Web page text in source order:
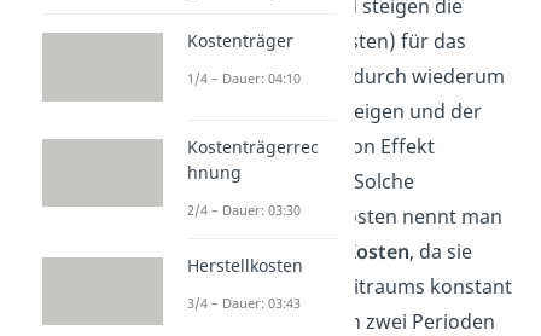
Dementsprechend steigen die
Mietkosten (Fixkosten) für das
Unternehmen, wodurch wiederum
die Stückkosten steigen und der
Fixkostendegression Effekt
aufgehoben wird. Solche
periodischen Fixkosten nennt man
sprungfixe Kosten, da sie
innerhalb eines Zeitraums konstant
sind aber zwischen zwei Perioden
Kostenträger
1/4 – Dauer: 04:10
Kostenträgerrec
hnung
2/4 – Dauer: 03:30
Herstellkosten
3/4 – Dauer: 03:43